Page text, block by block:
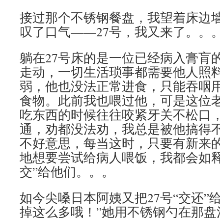
接过那个不锈钢餐盘，我望着床边
叹了口气——27号，我又来了。。
躺在27号床的是一位已经病入膏肓
走动，一切生活琐事都需要他人照
弱，他也没法正常进食，只能吞咽
食物。此前我也喂过他，可是这位
吃东西的时候往往咬紧牙关不松口
通，劝都没法劝，我总是被他搞得
不好意思，每当这时，只要有新来
地想要尝试给病人喂饭，我都会如
交”给他们。。。
如今尖嗓日本阿姨又把27号“交还”
掉这么多哦！”她用不锈钢勺在那